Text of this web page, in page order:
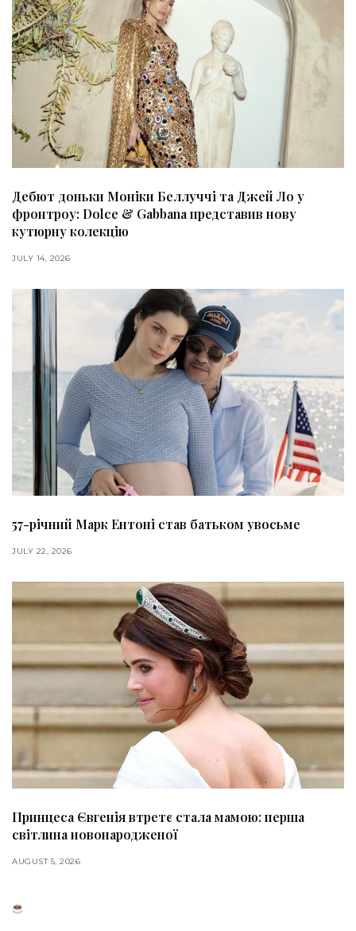
Дебют доньки Моніки Беллуччі та Джей Ло у
фронтроу: Dolce & Gabbana представив нову
кутюрну колекцію
JULY 14, 2026
57-річний Марк Ентоні став батьком увосьме
JULY 22, 2026
Принцеса Євгенія втретє стала мамою: перша
світлина новонародженої
AUGUST 5, 2026